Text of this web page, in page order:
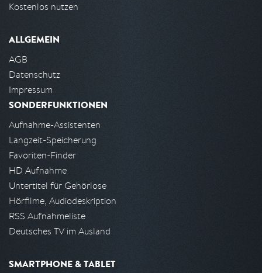
Kostenlos nutzen
ALLGEMEIN
AGB
Datenschutz
Impressum
SONDERFUNKTIONEN
Aufnahme-Assistenten
Langzeit-Speicherung
Favoriten-Finder
HD Aufnahme
Untertitel für Gehörlose
Hörfilme, Audiodeskription
RSS Aufnahmeliste
Deutsches TV im Ausland
SMARTPHONE & TABLET